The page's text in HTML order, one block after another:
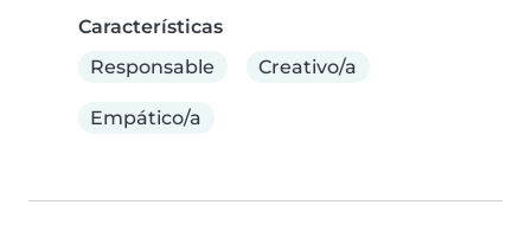
Características
Responsable
Creativo/a
Empático/a